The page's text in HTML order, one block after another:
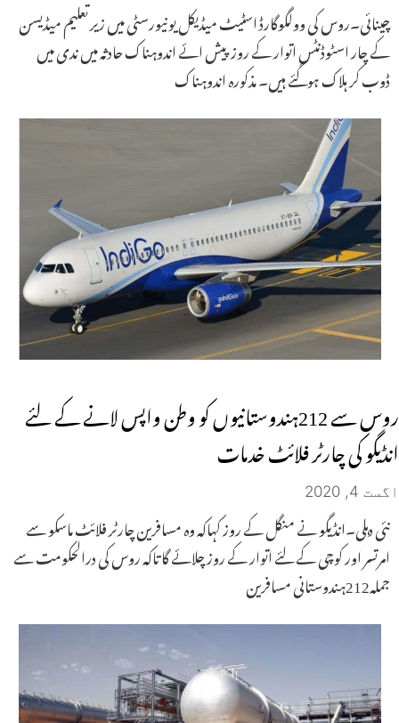
چینائی۔روس کی وولگوگارڈ اسٹیٹ میڈیکل یونیورسٹی میں زیر تعلیم میڈیسن
کے چار اسٹوڈنٹس اتوار کے روز پیش ائے اندوہناک حادثہ میں ندی میں
ڈوب کر ہلاک ہوگئے ہیں۔ مذکورہ اندوہناک
روس سے 212ہندوستانیوں کو وطن واپس لانے کے لئے
انڈیگو کی چارٹر فلائٹ خدمات
اگست 4, 2020
نئی دہلی۔انڈیگو نے منگل کے روز کہاکہ وہ مسافرین چارٹر فلائٹ ماسکو سے
امرتسر اور کوچی کے لئے اتوار کے روز چلائے گا تاکہ روس کی درالحکومت سے
جملہ212ہندوستانی مسافرین